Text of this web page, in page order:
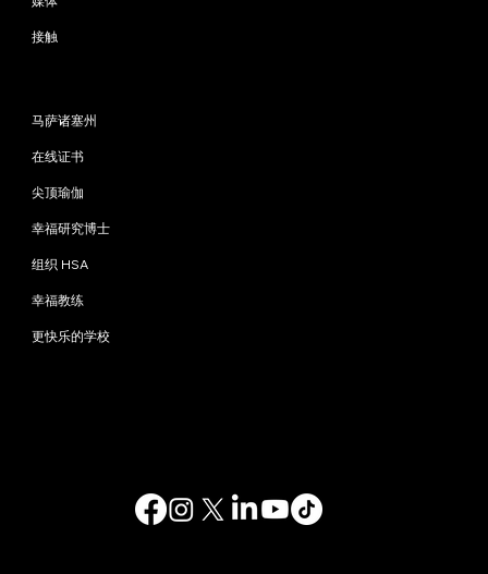
接触
马萨诸塞州
在线证书
尖顶瑜伽
幸福研究博士
组织 HSA
幸福教练
更快乐的学校